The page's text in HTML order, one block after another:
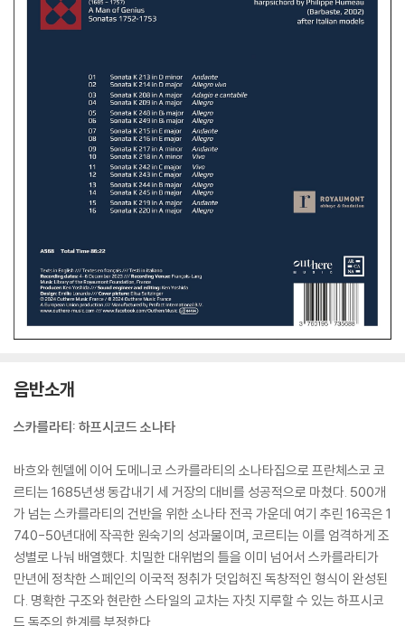
음반소개
스카를라티: 하프시코드 소나타
바흐와 헨델에 이어 도메니코 스카를라티의 소나타집으로 프란체스코 코
르티는 1685년생 동갑내기 세 거장의 대비를 성공적으로 마쳤다. 500개
가 넘는 스카를라티의 건반을 위한 소나타 전곡 가운데 여기 추린 16곡은 1
740-50년대에 작곡한 원숙기의 성과물이며, 코르티는 이를 엄격하게 조
성별로 나눠 배열했다. 치밀한 대위법의 틀을 이미 넘어서 스카를라티가
만년에 정착한 스페인의 이국적 정취가 덧입혀진 독창적인 형식이 완성된
다. 명확한 구조와 현란한 스타일의 교차는 자칫 지루할 수 있는 하프시코
드 독주의 한계를 부정한다.